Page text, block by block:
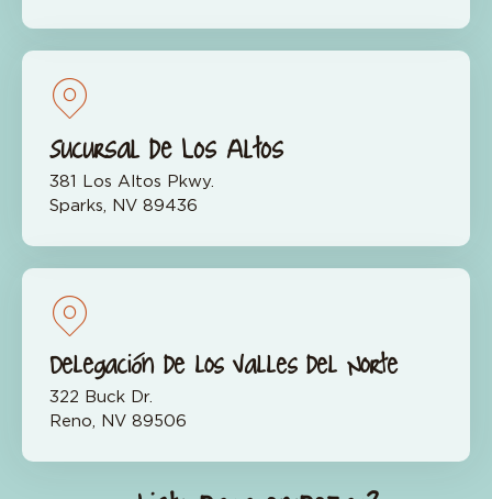
Sucursal de Los Altos
381 Los Altos Pkwy.
Sparks, NV 89436
Delegación de los Valles del Norte
322 Buck Dr.
Reno, NV 89506